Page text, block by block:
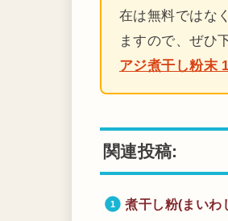
在は無料ではな
ますので、ぜひ
アジ煮干し粉末
関連投稿:
煮干し粉(まいわ